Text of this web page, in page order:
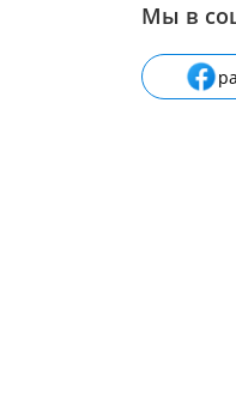
Мы в